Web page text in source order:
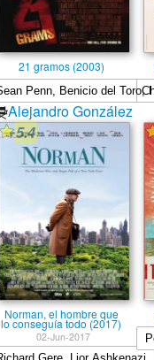
21 gramos (2003)
Alejandro González
Iñárritu
5.4
Norman, el hombre que
lo conseguí­a todo (2017)
02-Jun-2017